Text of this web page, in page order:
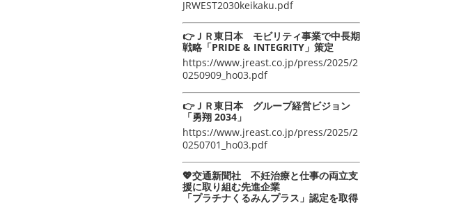
JRWEST2030keikaku.pdf
👉ＪＲ東日本 モビリティ事業で中長期
戦略「PRIDE & INTEGRITY」策定
https://www.jreast.co.jp/press/2025/2
0250909_ho03.pdf
👉ＪＲ東日本 グループ経営ビジョン
「勇翔 2034」
https://www.jreast.co.jp/press/2025/2
0250701_ho03.pdf
💖交通新聞社 不妊治療と仕事の両立支
援に取り組む先進企業
「プラチナくるみんプラス」認定を取得